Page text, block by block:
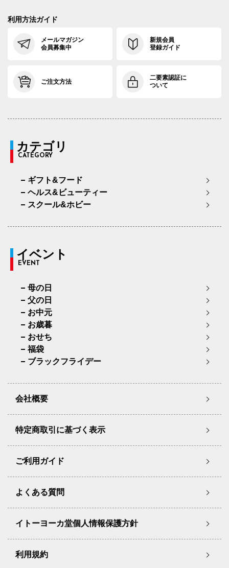
利用方法ガイド
メールマガジン
会員募集中
新規会員
登録ガイド
ご注文方法
二要素認証に
ついて
カテゴリ
CATEGORY
ギフト&フード
ヘルス&ビューティー
スクール&ホビー
イベント
EVENT
母の日
父の日
お中元
お歳暮
おせち
福袋
ブラックフライデー
会社概要
特定商取引に基づく表示
ご利用ガイド
よくある質問
イトーヨーカ堂個人情報保護方針
利用規約